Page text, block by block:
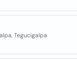
Tegucigalpa